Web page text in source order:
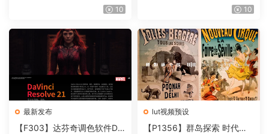
件 Contour V2.2.2 WinMac10
片质感DCTL节点调色预设 M
T V4.0
10
最新发布
【F303】达芬奇调色软件Da
lut视频预设
【P1356】群岛探索 时代马